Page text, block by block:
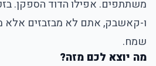
ו-קאשבק, אתם לא מבזבזים אלא
שמח.
מה יוצא לכם מזה?